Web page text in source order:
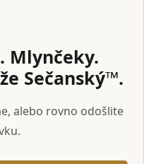
Mlynčeky.
Sečanský™.
alebo rovno odošlite